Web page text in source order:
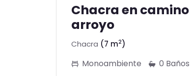
Chacra en
arroyo
Chacra (7 m2)
Monoambiente 0 Baños